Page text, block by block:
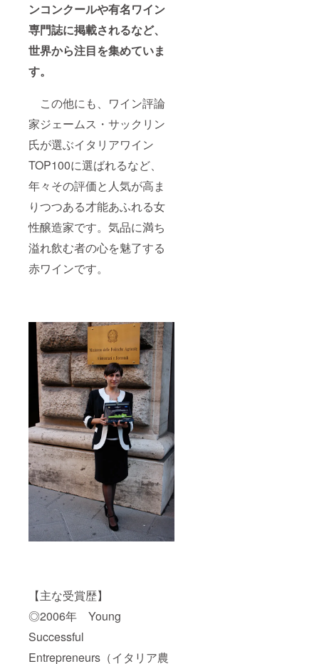
ンコンクールや有名ワイン
専門誌に掲載されるなど、
世界から注目を集めていま
す。
この他にも、ワイン評論
家ジェームス・サックリン
氏が選ぶイタリアワイン
TOP100に選ばれるなど、
年々その評価と人気が高ま
りつつある才能あふれる女
性醸造家です。気品に満ち
溢れ飲む者の心を魅了する
赤ワインです。
【主な受賞歴】
◎2006年 Young
Successful
Entrepreneurs（イタリア農